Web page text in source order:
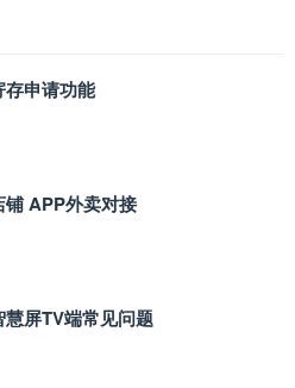
申请功能
铺 APP外卖对接
屏TV端常见问题